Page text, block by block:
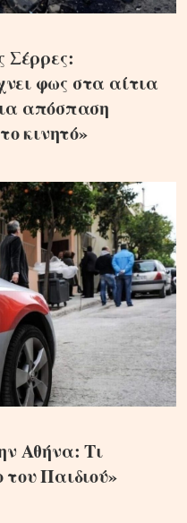
Σέρρες:
φως στα αίτια
απόσπαση
κινητό»
Αθήνα: Τι
Παιδιού»